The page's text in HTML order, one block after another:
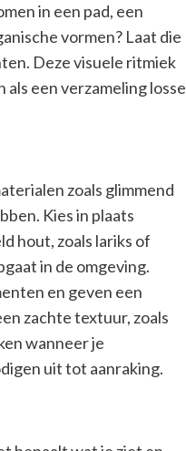
in een pad, een
vormen? Laat die
Deze visuele ritmiek
een verzameling losse
zoals glimmend
Kies in plaats
hout, zoals lariks of
in de omgeving.
en geven een
zachte textuur, zoals
wanneer je
uit tot aanraking.